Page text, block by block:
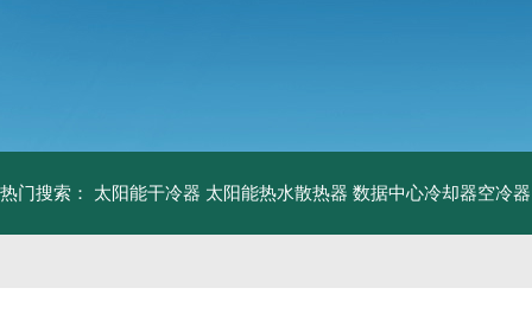
热门搜索： 太阳能干冷器 太阳能热水散热器 数据中心冷却器空冷器